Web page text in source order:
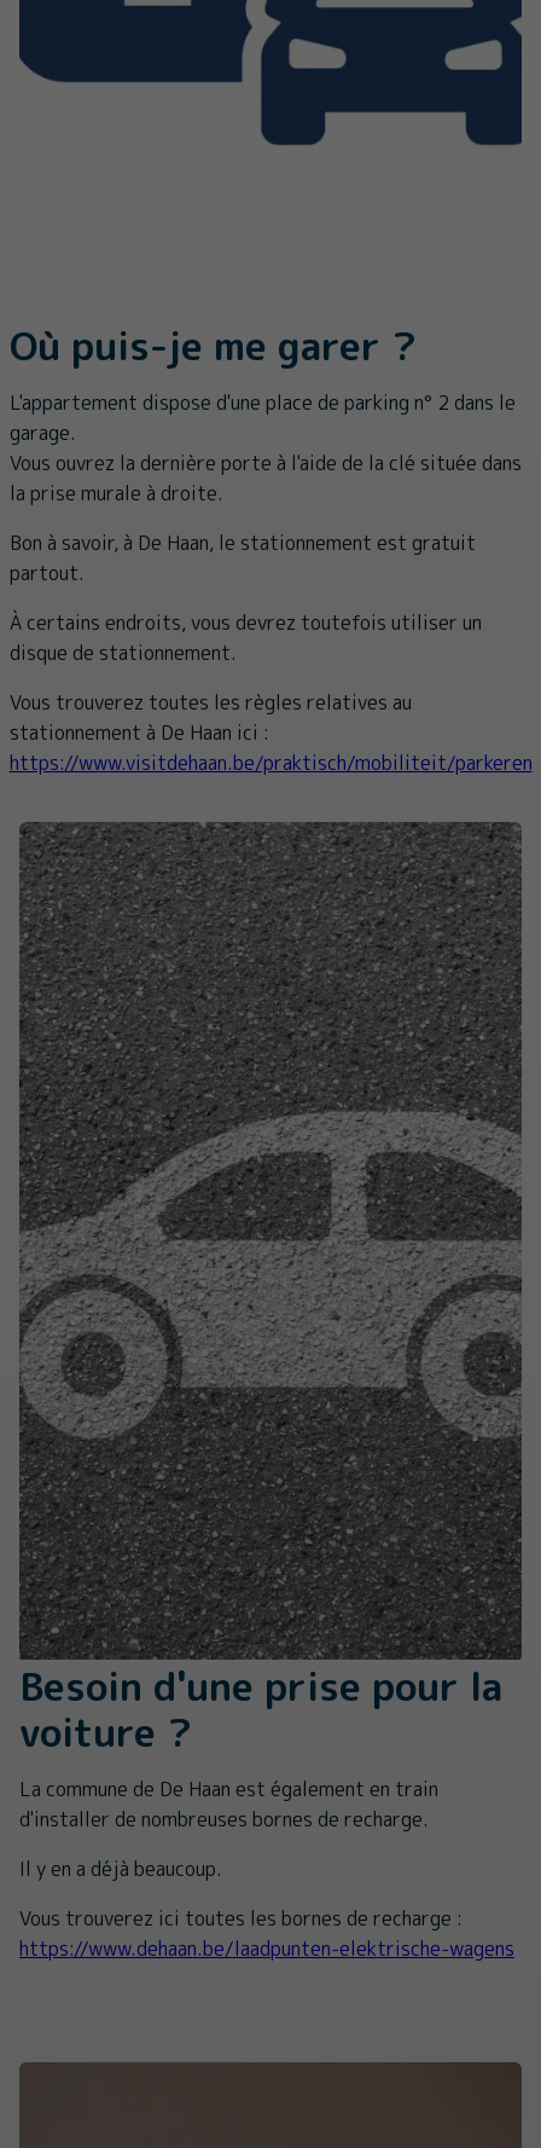
Où puis-je me garer ?
L'appartement dispose d'une place de parking n° 2 dans le
garage.
Vous ouvrez la dernière porte à l'aide de la clé située dans
la prise murale à droite.
Bon à savoir, à De Haan, le stationnement est gratuit
partout.
À certains endroits, vous devrez toutefois utiliser un
disque de stationnement.
Vous trouverez toutes les règles relatives au
stationnement à De Haan ici :
https://www.visitdehaan.be/praktisch/mobiliteit/parkeren
Besoin d'une prise pour la
voiture ?
La commune de De Haan est également en train
d'installer de nombreuses bornes de recharge.
Il y en a déjà beaucoup.
Vous trouverez ici toutes les bornes de recharge :
https://www.dehaan.be/laadpunten-elektrische-wagens